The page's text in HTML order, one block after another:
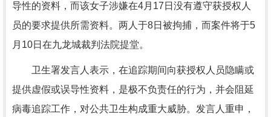
导性的资料，而该女子涉嫌在4月17日没有遵守获授权人
员的要求提供所需资料。两人于8日被拘捕，而案件将于5
月10日在九龙城裁判法院提堂。
卫生署发言人表示，在追踪期间向获授权人员隐瞒或
提供虚假或误导性资料，是极不负责任的行为，并会阻延
病毒追踪工作，对公共卫生构成重大威胁。发言人重申，